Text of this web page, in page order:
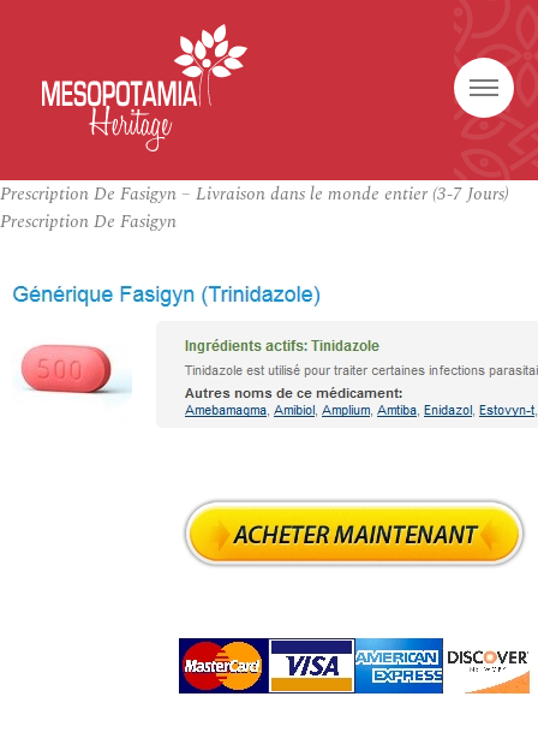
Prescription De Fasigyn – Livraison dans le monde entier (3-7 Jours)
Prescription De Fasigyn